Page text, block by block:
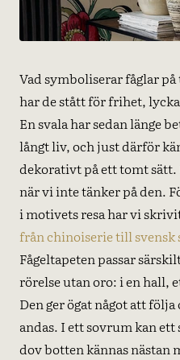
Vad symboliserar fåglar
har de stått för frihet,
En svala har sedan länge
långt liv, och just därför
dekorativt på ett tomt sätt.
när vi inte tänker på den.
i motivets resa har vi
från chinoiserie till svensk
Fågeltapeten passar
rörelse utan oro: i en hall,
Den ger ögat något att
andas. I ett sovrum kan
dov botten kännas nästan